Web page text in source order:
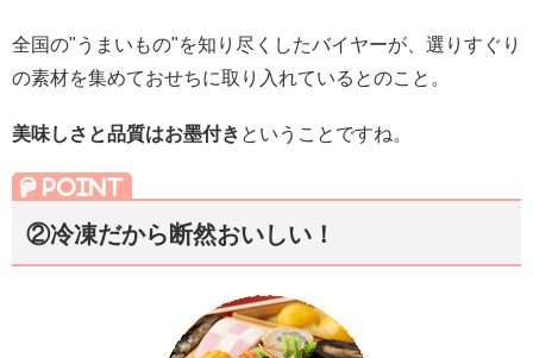
全国の"うまいもの"を知り尽くしたバイヤーが、選りすぐり
の素材を集めておせちに取り入れているとのこと。
美味しさと品質はお墨付き ということですね。
②冷凍だから断然おいしい！